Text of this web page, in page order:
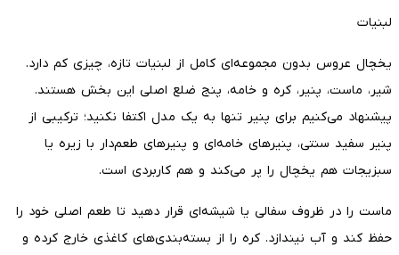
لبنیات
یخچال عروس بدون مجموعه‌ای کامل از لبنیات تازه، چیزی کم دارد.
شیر، ماست، پنیر، کره و خامه، پنج ضلع اصلی این بخش هستند.
پیشنهاد می‌کنیم برای پنیر تنها به یک مدل اکتفا نکنید؛ ترکیبی از
پنیر سفید سنتی، پنیرهای خامه‌ای و پنیرهای طعم‌دار با زیره یا
سبزیجات هم یخچال را پر می‌کند و هم کاربردی است.
ماست را در ظروف سفالی یا شیشه‌ای قرار دهید تا طعم اصلی خود را
حفظ کند و آب نیندازد. کره را از بسته‌بندی‌های کاغذی خارج کرده و